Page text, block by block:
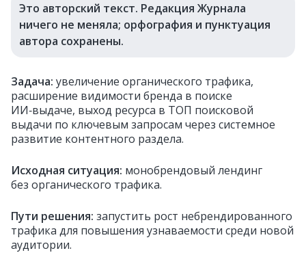
Это авторский текст. Редакция Журнала
ничего не меняла; орфография и пунктуация
автора сохранены.
Задача: увеличение органического трафика,
расширение видимости бренда в поиске
ИИ‑выдаче, выход ресурса в ТОП поисковой
выдачи по ключевым запросам через системное
развитие контентного раздела.
Исходная ситуация: монобрендовый лендинг
без органического трафика.
Пути решения: запустить рост небрендированного
трафика для повышения узнаваемости среди новой
аудитории.